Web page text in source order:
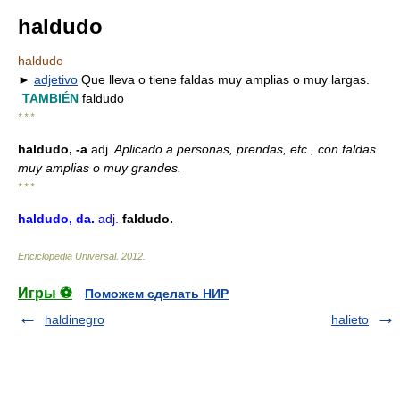
haldudo
haldudo
► adjetivo Que lleva o tiene faldas muy amplias o muy largas.
TAMBIÉN faldudo
* * *
haldudo, -a adj. Aplicado a personas, prendas, etc., con faldas
muy amplias o muy grandes.
* * *
haldudo, da. adj. faldudo.
Enciclopedia Universal. 2012
Игры ⚽
Поможем сделать НИР
haldinegro
halieto